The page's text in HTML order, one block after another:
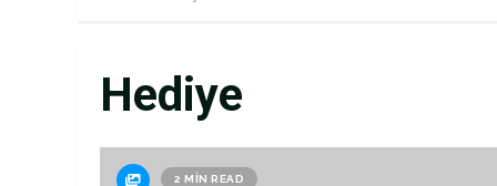
Hediye
2 MIN READ